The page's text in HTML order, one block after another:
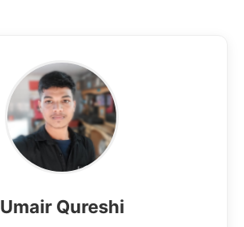
Umair Qureshi